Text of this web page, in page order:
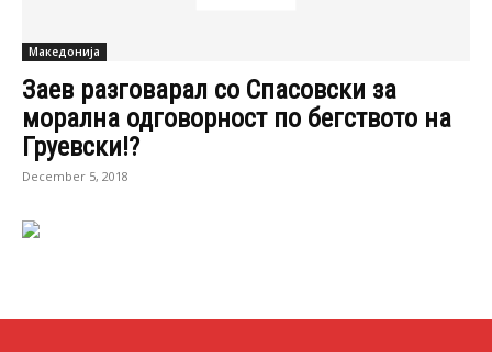
Македонија
Заев разговарал со Спасовски за
морална одговорност по бегството на
Груевски!?
December 5, 2018